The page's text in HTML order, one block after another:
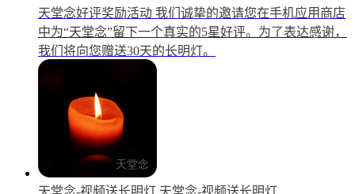
天堂念好评奖励活动 我们诚挚的邀请您在手机应用商店
中为“天堂念”留下一个真实的5星好评。为了表达感谢，
我们将向您赠送30天的长明灯。
天堂念-视频送长明灯 天堂念-视频送长明灯